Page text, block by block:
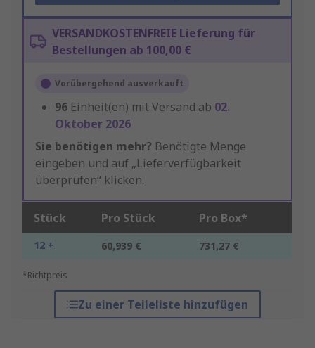
VERSANDKOSTENFREIE Lieferung für
Bestellungen ab 100,00 €
Vorübergehend ausverkauft
96 Einheit(en) mit Versand ab 02.
Oktober 2026
Sie benötigen mehr? Benötigte Menge
eingeben und auf „Lieferverfügbarkeit
überprüfen“ klicken.
Stück Pro Stück Pro Box*
12 + 60,939 € 731,27 €
*Richtpreis
Zu einer Teileliste hinzufügen